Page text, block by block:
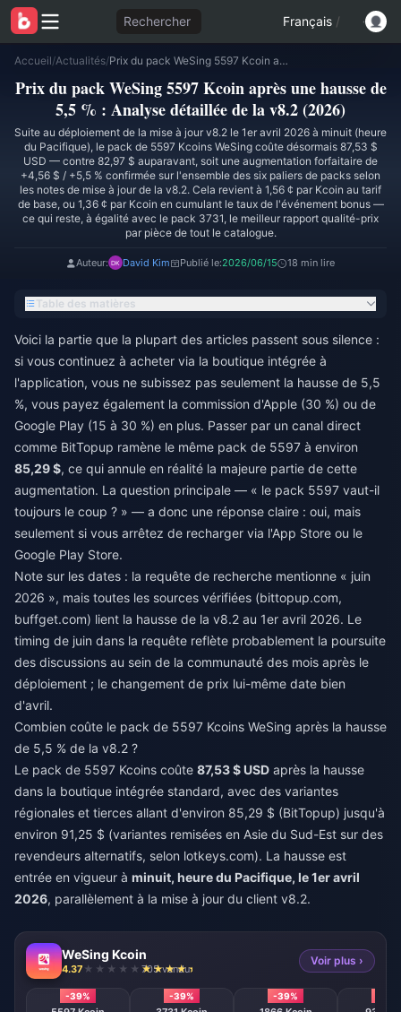
Rechercher Français /
Accueil/Actualités/ Prix du pack WeSing 5597 Kcoin après une hausse de 5,5 % : Analyse détaillée de la v8.2 (2026)
Prix du pack WeSing 5597 Kcoin après une hausse de
5,5 % : Analyse détaillée de la v8.2 (2026)
Suite au déploiement de la mise à jour v8.2 le 1er avril 2026 à minuit (heure
du Pacifique), le pack de 5597 Kcoins WeSing coûte désormais 87,53 $
USD — contre 82,97 $ auparavant, soit une augmentation forfaitaire de
+4,56 $ / +5,5 % confirmée sur l'ensemble des six paliers de packs selon
les notes de mise à jour de la v8.2. Cela revient à 1,56 ¢ par Kcoin au tarif
de base, ou 1,36 ¢ par Kcoin en cumulant le taux de l'événement bonus —
ce qui reste, à égalité avec le pack 3731, le meilleur rapport qualité-prix
par pièce de tout le catalogue.
Auteur: David Kim Publié le:2026/06/15 18 min lire
Table des matières
Voici la partie que la plupart des articles passent sous silence :
si vous continuez à acheter via la boutique intégrée à
l'application, vous ne subissez pas seulement la hausse de 5,5
%, vous payez également la commission d'Apple (30 %) ou de
Google Play (15 à 30 %) en plus. Passer par un canal direct
comme BitTopup ramène le même pack de 5597 à environ
85,29 $, ce qui annule en réalité la majeure partie de cette
augmentation. La question principale — « le pack 5597 vaut-il
toujours le coup ? » — a donc une réponse claire : oui, mais
seulement si vous arrêtez de recharger via l'App Store ou le
Google Play Store.
Note sur les dates : la requête de recherche mentionne « juin
2026 », mais toutes les sources vérifiées (bittopup.com,
buffget.com) lient la hausse de la v8.2 au 1er avril 2026. Le
timing de juin dans la requête reflète probablement la poursuite
des discussions au sein de la communauté des mois après le
déploiement ; le changement de prix lui-même date bien
d'avril.
Combien coûte le pack de 5597 Kcoins WeSing après la hausse
de 5,5 % de la v8.2 ?
Le pack de 5597 Kcoins coûte 87,53 $ USD après la hausse
dans la boutique intégrée standard, avec des variantes
régionales et tierces allant d'environ 85,29 $ (BitTopup) jusqu'à
environ 91,25 $ (variantes remisées en Asie du Sud-Est sur des
revendeurs alternatifs, selon lotkeys.com). La hausse est
entrée en vigueur à minuit, heure du Pacifique, le 1er avril
2026, parallèlement à la mise à jour du client v8.2.
WeSing Kcoin
4.37 705 vendu
Voir plus ›
-39% -39% -39%